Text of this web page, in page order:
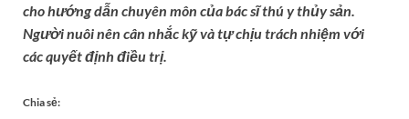
cho hướng dẫn chuyên môn của bác sĩ thú y thủy sản.
Người nuôi nên cân nhắc kỹ và tự chịu trách nhiệm với
các quyết định điều trị.
Chia sẻ: